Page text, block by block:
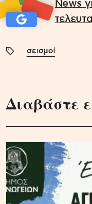
News
σεισμοί
Διαβάστε